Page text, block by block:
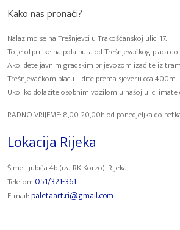
Kako nas pronaći?
Nalazimo se na Trešnjevci u Trakošćanskoj ulici 17.
To je otprilike na pola puta od Trešnjevačkog placa
Ako idete javnim gradskim prijevozom izađite iz
Trešnjevačkom placu i idite prema sjeveru cca 400m.
Ukoliko dolazite osobnim vozilom u našoj ulici
RADNO VRIJEME: 8,00-20,00h od ponedjeljka do
Lokacija Rijeka
Šime Ljubića 4b (iza RK Korzo), Rijeka,
Telefon: 051/321-361
E-mail:paletaart.ri@gmail.com